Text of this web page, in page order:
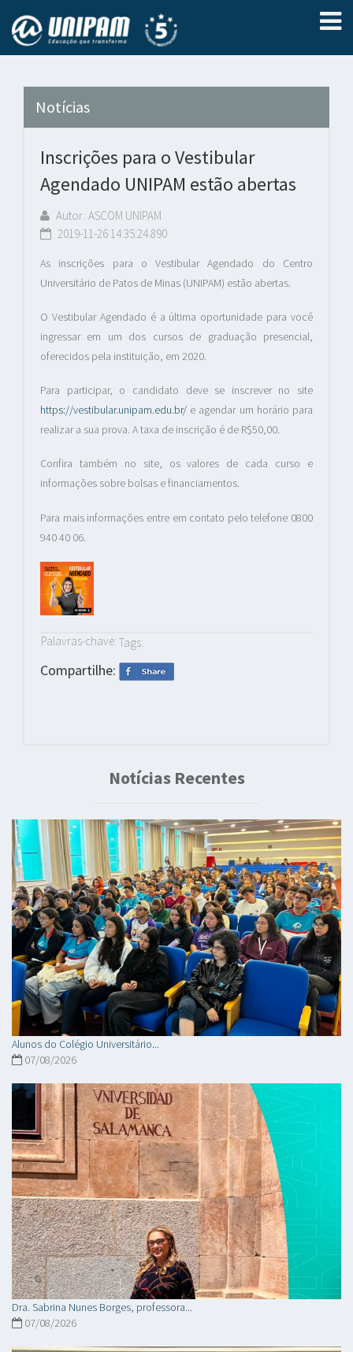
Notícias
Inscrições para o Vestibular
Agendado UNIPAM estão abertas
Autor: ASCOM UNIPAM
2019-11-26 14:35:24.890
As inscrições para o Vestibular Agendado do Centro
Universitário de Patos de Minas (UNIPAM) estão abertas.
O Vestibular Agendado é a última oportunidade para você
ingressar em um dos cursos de graduação presencial,
oferecidos pela instituição, em 2020.
Para participar, o candidato deve se inscrever no site
https://vestibular.unipam.edu.br/ e agendar um horário para
realizar a sua prova. A taxa de inscrição é de R$50,00.
Confira também no site, os valores de cada curso e
informações sobre bolsas e financiamentos.
Para mais informações entre em contato pelo telefone 0800
940 40 06.
Palavras-chave: Tags:
Compartilhe:
Notícias Recentes
Alunos do Colégio Universitário...
07/08/2026
Dra. Sabrina Nunes Borges, professora...
07/08/2026